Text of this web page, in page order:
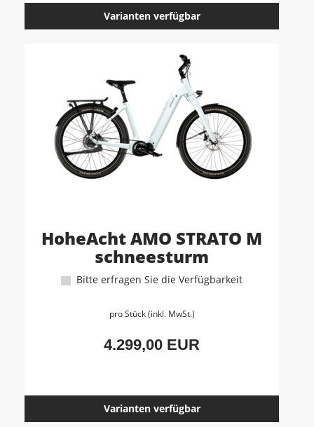
Varianten verfügbar
HoheAcht AMO STRATO M
schneesturm
Bitte erfragen Sie die Verfügbarkeit
pro Stück (inkl. MwSt.)
4.299,00 EUR
Varianten verfügbar